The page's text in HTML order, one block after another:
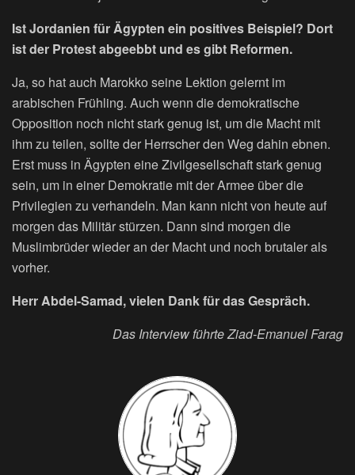
Ist Jordanien für Ägypten ein positives Beispiel? Dort
ist der Protest abgeebbt und es gibt Reformen.
Ja, so hat auch Marokko seine Lektion gelernt im
arabischen Frühling. Auch wenn die demokratische
Opposition noch nicht stark genug ist, um die Macht mit
ihm zu teilen, sollte der Herrscher den Weg dahin ebnen.
Erst muss in Ägypten eine Zivilgesellschaft stark genug
sein, um in einer Demokratie mit der Armee über die
Privilegien zu verhandeln. Man kann nicht von heute auf
morgen das Militär stürzen. Dann sind morgen die
Muslimbrüder wieder an der Macht und noch brutaler als
vorher.
Herr Abdel-Samad, vielen Dank für das Gespräch.
Das Interview führte Ziad-Emanuel Farag